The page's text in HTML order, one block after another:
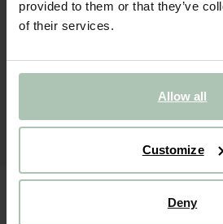
provided to them or that they’ve
of their services.
Allow all
Customize
Deny